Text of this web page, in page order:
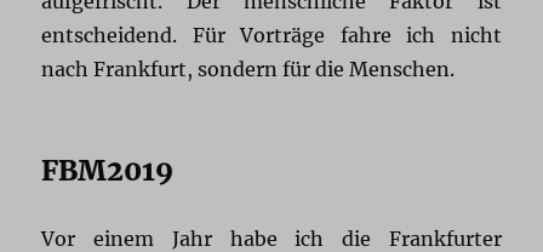
entscheidend. Für Vorträge fahre ich nicht
nach Frankfurt, sondern für die Menschen.
FBM2019
Vor einem Jahr habe ich die Frankfurter